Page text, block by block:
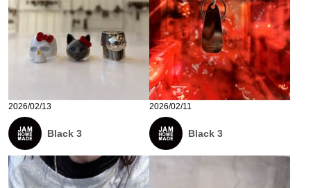
2026/02/13
Black 3
2026/02/11
Black 3